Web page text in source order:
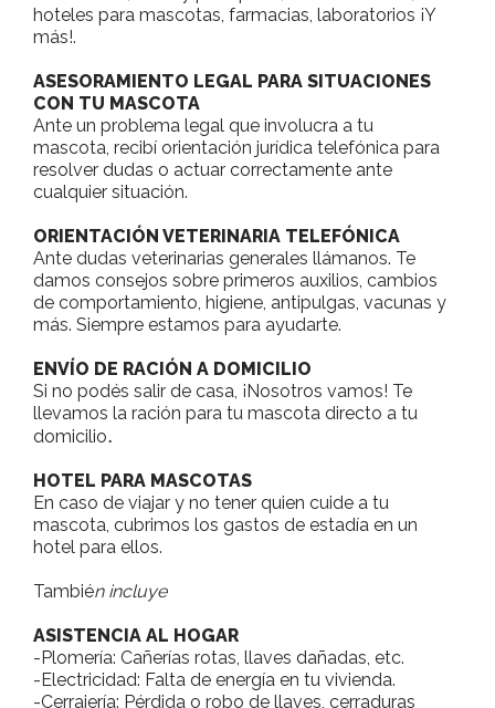
hoteles para mascotas, farmacias, laboratorios ¡Y
más!.
ASESORAMIENTO LEGAL PARA SITUACIONES
CON TU MASCOTA
Ante un problema legal que involucra a tu
mascota, recibí orientación jurídica telefónica para
resolver dudas o actuar correctamente ante
cualquier situación.
ORIENTACIÓN VETERINARIA TELEFÓNICA
Ante dudas veterinarias generales llámanos. Te
damos consejos sobre primeros auxilios, cambios
de comportamiento, higiene, antipulgas, vacunas y
más. Siempre estamos para ayudarte.
ENVÍO DE RACIÓN A DOMICILIO
Si no podés salir de casa, ¡Nosotros vamos! Te
llevamos la ración para tu mascota directo a tu
domicilio.
HOTEL PARA MASCOTAS
En caso de viajar y no tener quien cuide a tu
mascota, cubrimos los gastos de estadía en un
hotel para ellos.
También incluye
ASISTENCIA AL HOGAR
-Plomería: Cañerías rotas, llaves dañadas, etc.
-Electricidad: Falta de energía en tu vivienda.
-Cerrajería: Pérdida o robo de llaves, cerraduras